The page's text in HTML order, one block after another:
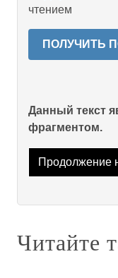
чтением
ПОЛУЧИТЬ
Данный текст
фрагментом.
Продолжение
Читайте